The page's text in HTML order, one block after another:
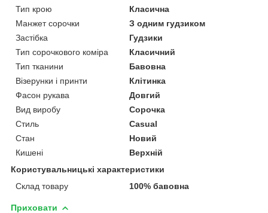
Тип крою
Класична
Манжет сорочки
З одним гудзиком
Застібка
Гудзики
Тип сорочкового коміра
Класичний
Тип тканини
Бавовна
Візерунки і принти
Клітинка
Фасон рукава
Довгий
Вид виробу
Сорочка
Стиль
Casual
Стан
Новий
Кишені
Верхній
Користувальницькі характеристики
Склад товару
100% бавовна
Приховати